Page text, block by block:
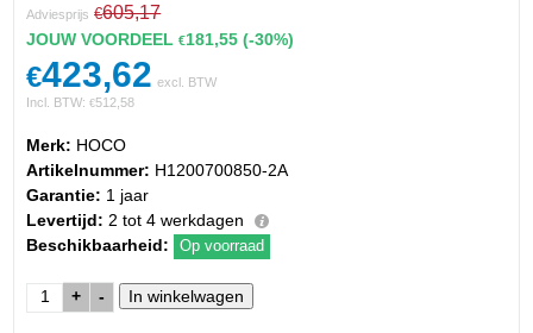
Adviesprijs €605,17
JOUW VOORDEEL€181,55 (-30%)
€423,62 excl. BTW
Incl. BTW:€512,58
Merk: HOCO
Artikelnummer: H1200700850-2A
Garantie: 1 jaar
Levertijd: 2 tot 4 werkdagen
Beschikbaarheid:
Op voorraad
+ -